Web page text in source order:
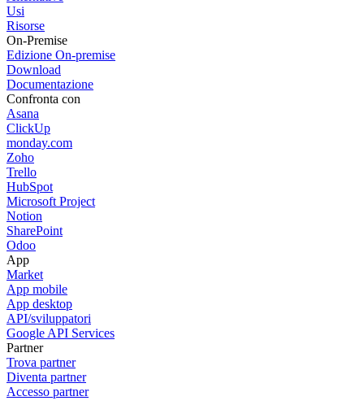
Usi
Risorse
On-Premise
Edizione On-premise
Download
Documentazione
Confronta con
Asana
ClickUp
monday.com
Zoho
Trello
HubSpot
Microsoft Project
Notion
SharePoint
Odoo
App
Market
App mobile
App desktop
API/sviluppatori
Google API Services
Partner
Trova partner
Diventa partner
Accesso partner